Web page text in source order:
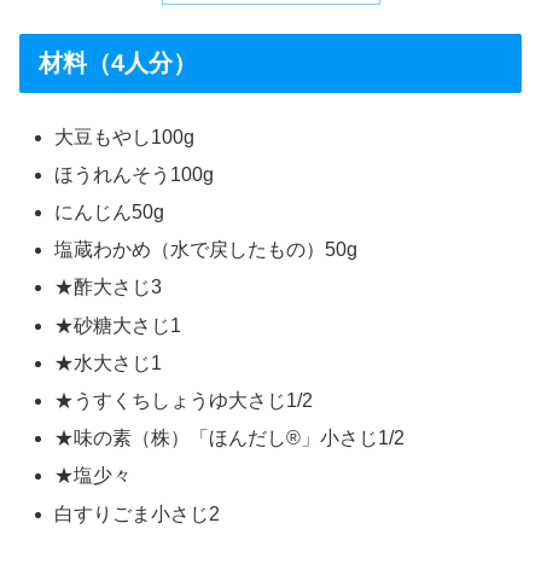
材料（4人分）
大豆もやし100g
ほうれんそう100g
にんじん50g
塩蔵わかめ（水で戻したもの）50g
★酢大さじ3
★砂糖大さじ1
★水大さじ1
★うすくちしょうゆ大さじ1/2
★味の素（株）「ほんだし®」小さじ1/2
★塩少々
白すりごま小さじ2